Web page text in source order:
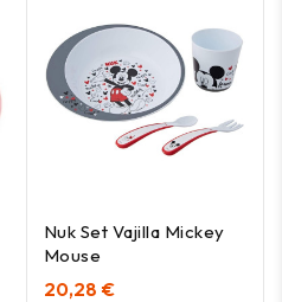
Nuk Set Vajilla Mickey
Mouse
20,28 €